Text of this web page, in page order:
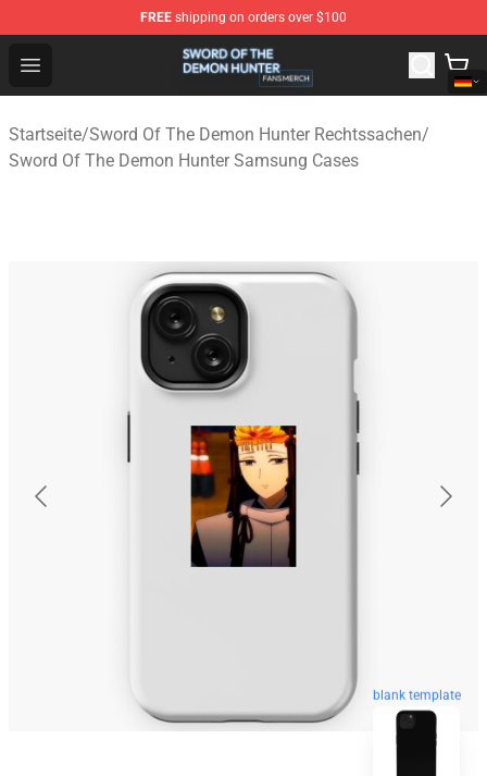
FREE shipping on orders over $100
Open menu
Sword Of The Demon Hunter Shop - Official Sword Of
Startseite/Sword Of The Demon Hunter Rechtssachen/
Sword Of The Demon Hunter Samsung Cases
blank template